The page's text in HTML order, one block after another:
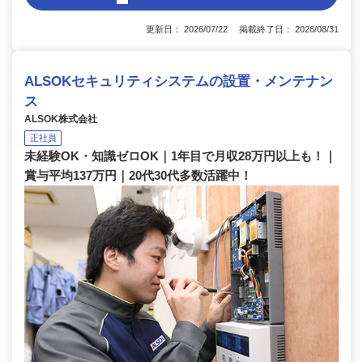
更新日： 2026/07/22 掲載終了日： 2026/08/31
ALSOKセキュリティシステムの設置・メンテナン
ス
ALSOK株式会社
正社員
未経験OK・知識ゼロOK｜1年目で月収28万円以上も！｜
賞与平均137万円｜20代30代多数活躍中！